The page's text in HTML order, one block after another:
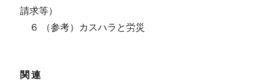
請求等）
６ （参考）カスハラと労災
関連